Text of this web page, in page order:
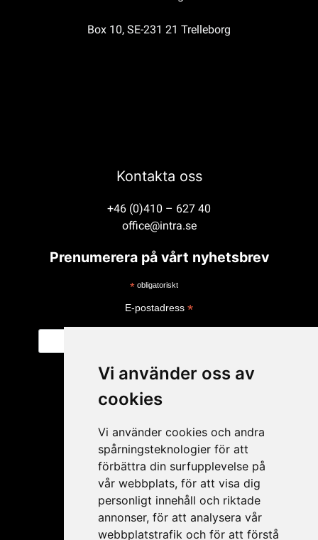
Vi använder oss av
cookies
Vi använder cookies och andra
spårningsteknologier för att
förbättra din surfupplevelse på
vår webbplats, för att visa dig
personligt innehåll och riktade
annonser, för att analysera vår
webbplatstrafik och för att förstå
Box 10, SE-231 21 Trelleborg
Kontakta oss
+46 (0)410 – 627 40
office@intra.se
Prenumerera på vårt nyhetsbrev
* obligatoriskt
E-postadress *
Mitt konto